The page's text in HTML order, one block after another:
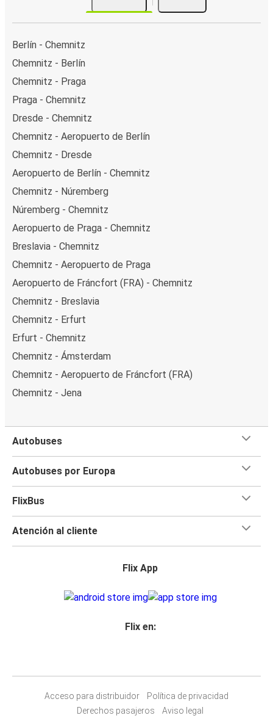
Berlín - Chemnitz
Chemnitz - Berlín
Chemnitz - Praga
Praga - Chemnitz
Dresde - Chemnitz
Chemnitz - Aeropuerto de Berlín
Chemnitz - Dresde
Aeropuerto de Berlín - Chemnitz
Chemnitz - Núremberg
Núremberg - Chemnitz
Aeropuerto de Praga - Chemnitz
Breslavia - Chemnitz
Chemnitz - Aeropuerto de Praga
Aeropuerto de Fráncfort (FRA) - Chemnitz
Chemnitz - Breslavia
Chemnitz - Erfurt
Erfurt - Chemnitz
Chemnitz - Ámsterdam
Chemnitz - Aeropuerto de Fráncfort (FRA)
Chemnitz - Jena
Autobuses
Autobuses por Europa
FlixBus
Atención al cliente
Flix App
Flix en:
Acceso para distribuidor
Política de privacidad
Derechos pasajeros
Aviso legal